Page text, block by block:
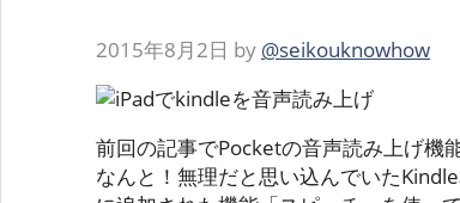
2015年8月2日 by @seikouknowhow
前回の記事でPocketの音声読み上げ機
なんと！無理だと思い込んでいた